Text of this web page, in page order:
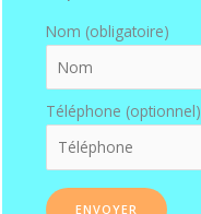
Nom (obligatoire)
Téléphone (optionnel)